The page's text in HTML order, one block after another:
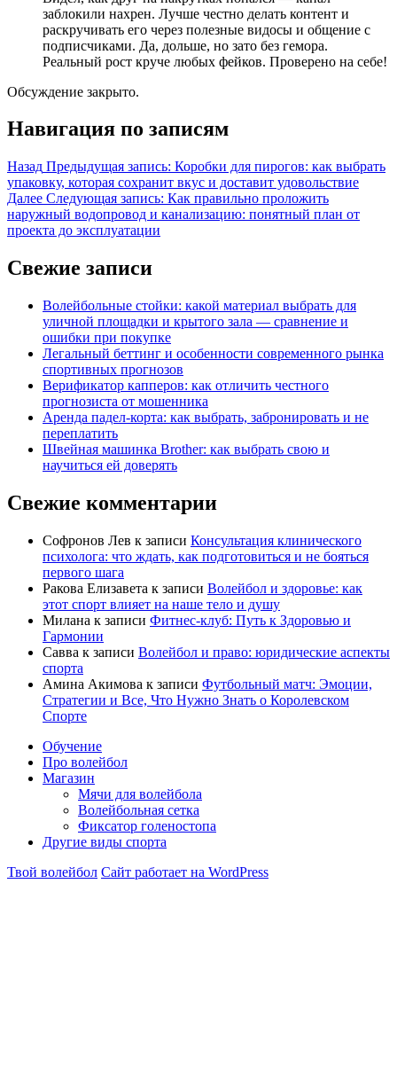
заблокили нахрен. Лучше честно делать контент и
раскручивать его через полезные видосы и общение с
подписчиками. Да, дольше, но зато без гемора.
Реальный рост круче любых фейков. Проверено на себе!
Обсуждение закрыто.
Навигация по записям
Назад Предыдущая запись: Коробки для пирогов: как выбрать
упаковку, которая сохранит вкус и доставит удовольствие
Далее Следующая запись: Как правильно проложить
наружный водопровод и канализацию: понятный план от
проекта до эксплуатации
Свежие записи
Волейбольные стойки: какой материал выбрать для
уличной площадки и крытого зала — сравнение и
ошибки при покупке
Легальный беттинг и особенности современного рынка
спортивных прогнозов
Верификатор капперов: как отличить честного
прогнозиста от мошенника
Аренда падел-корта: как выбрать, забронировать и не
переплатить
Швейная машинка Brother: как выбрать свою и
научиться ей доверять
Свежие комментарии
Софронов Лев к записи Консультация клинического
психолога: что ждать, как подготовиться и не бояться
первого шага
Ракова Елизавета к записи Волейбол и здоровье: как
этот спорт влияет на наше тело и душу
Милана к записи Фитнес-клуб: Путь к Здоровью и
Гармонии
Савва к записи Волейбол и право: юридические аспекты
спорта
Амина Акимова к записи Футбольный матч: Эмоции,
Стратегии и Все, Что Нужно Знать о Королевском
Спорте
Обучение
Про волейбол
Магазин
Мячи для волейбола
Волейбольная сетка
Фиксатор голеностопа
Другие виды спорта
Твой волейбол Сайт работает на WordPress